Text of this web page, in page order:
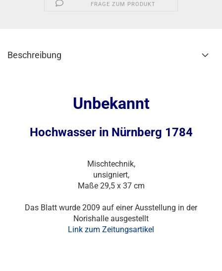
FRAGE ZUM PRODUKT
Beschreibung
Unbekannt
Hochwasser in Nürnberg 1784
Mischtechnik,
unsigniert,
Maße 29,5 x 37 cm
Das Blatt wurde 2009 auf einer Ausstellung in der
Norishalle ausgestellt
Link zum Zeitungsartikel